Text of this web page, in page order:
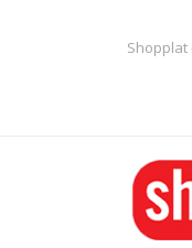
Shopplat